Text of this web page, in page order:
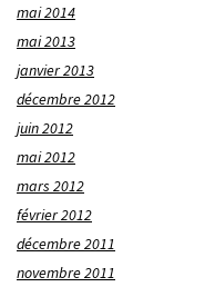
mai 2014
mai 2013
janvier 2013
décembre 2012
juin 2012
mai 2012
mars 2012
février 2012
décembre 2011
novembre 2011